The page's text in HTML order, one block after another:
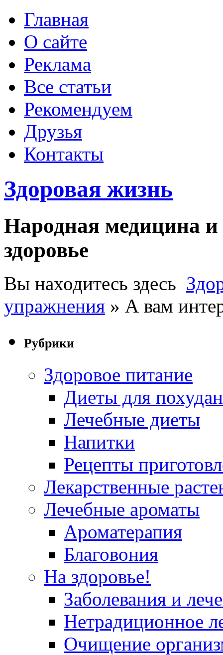
Главная
О сайте
Реклама
Все статьи
Рекомендуем
Друзья
Контакты
Здоровая жизнь
Народная медицина и
здоровье
Вы находитесь здесь
упражнения » А вам
Рубрики
Здоровое питание
Диеты для
Лечебные диеты
Напитки
Рецепты
Лекарственные
Лечебные ароматы
Ароматерапия
Благовония
На здоровье!
Заболевания и
Нетрадиционное
Очищение